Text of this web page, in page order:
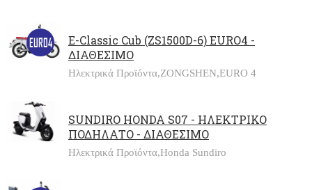
E-Classic Cub (ZS1500D-6) EURO4 -
ΔΙΑΘΕΣΙΜΟ
Ηλεκτρικά Προϊόντα,ZONGSHEN,EURO 4
SUNDIRO HONDA S07 - ΗΛΕΚΤΡΙΚΟ
ΠΟΔΗΛΑΤΟ - ΔΙΑΘΕΣΙΜΟ
Ηλεκτρικά Προϊόντα,Honda Sundiro